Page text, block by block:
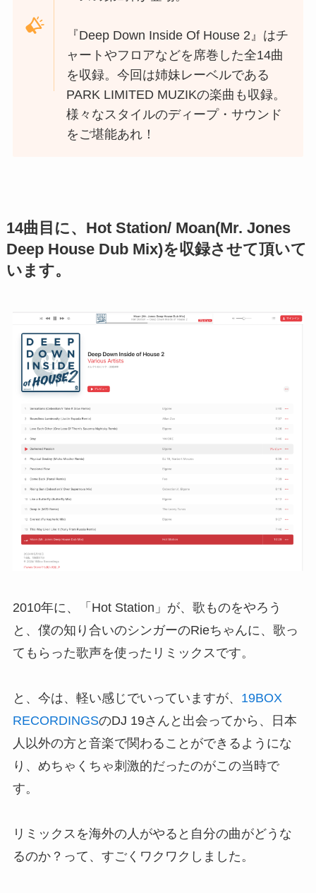
『Deep Down Inside Of House 2』はチ
ャートやフロアなどを席巻した全14曲
を収録。今回は姉妹レーベルである
PARK LIMITED MUZIKの楽曲も収録。
様々なスタイルのディープ・サウンド
をご堪能あれ！
14曲目に、Hot Station/ Moan(Mr. Jones
Deep House Dub Mix)を収録させて頂いて
います。
2010年に、「Hot Station」が、歌ものをやろう
と、僕の知り合いのシンガーのRieちゃんに、歌っ
てもらった歌声を使ったリミックスです。
と、今は、軽い感じでいっていますが、 19BOX
RECORDINGSのDJ 19さんと出会ってから、日本
人以外の方と音楽で関わることができるようにな
り、めちゃくちゃ刺激的だったのがこの当時で
す。
リミックスを海外の人がやると自分の曲がどうな
るのか？って、すごくワクワクしました。